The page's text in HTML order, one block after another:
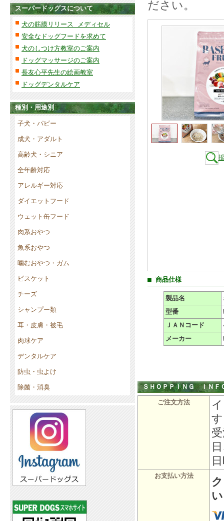
スーパードッグスについて
犬の筋膜リリース メディセル
安全なドッグフードを求めて
犬のしつけ方教室のご案内
ドッグマッサージのご案内
長友心平先生の絵画教室
ドッグデンタルケア
種別・用途別
子犬・パピー
成犬・アダルト
高齢犬・シニア
全年齢対応
アレルギー対応
ダイエットフード
ウェット缶フード
肉系おやつ
魚系おやつ
噛むおやつ・ガム
ビスケット
チーズ
シャンプー類
耳・皮膚・被毛
肉球ケア
デンタルケア
防虫・虫よけ
除菌・消臭
ださい。
■ 商品仕様
製品名
型番
ＪＡＮコード
メーカー
ＳＨＯＰＰＩＮＧ ＩＮＦ
ご注文方法
お支払い方法